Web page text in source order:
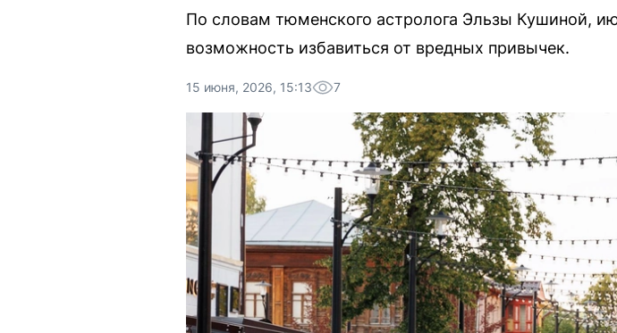
По словам тюменского астролога Эльзы Кушиной,
возможность избавиться от вредных привычек.
15 июня, 2026, 15:13 7